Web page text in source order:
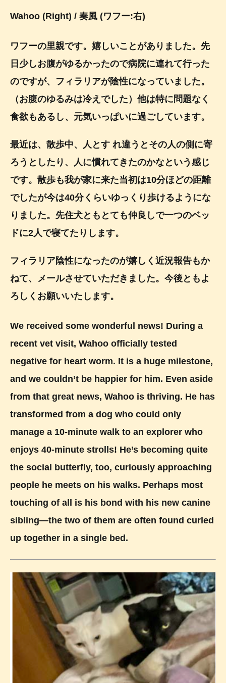
Wahoo (Right) / 奏風 (ワフー:右)
ワフーの里親です。嬉しいことがありました。先
日少しお腹がゆるかったので病院に連れて行った
のですが、フィラリアが陰性になっていました。
（お腹のゆるみは冷えでした）他は特に問題なく
食欲もあるし、元気いっぱいに過ごしています。
最近は、散歩中、人とす れ違うとその人の側に寄
ろうとしたり、人に慣れてきたのかなという感じ
です。散歩も我が家に来た当初は10分ほどの距離
でしたが今は40分くらいゆっくり歩けるようにな
りました。先住犬ともとても仲良しで一つのベッ
ドに2人で寝てたりします。
フィラリア陰性になったのが嬉しく近況報告もか
ねて、メールさせていただきました。今後ともよ
ろしくお願いいたします。
We received some wonderful news! During a
recent vet visit, Wahoo officially tested
negative for heart worm. It is a huge milestone,
and we couldn’t be happier for him. Even aside
from that great news, Wahoo is thriving. He has
transformed from a dog who could only
manage a 10-minute walk to an explorer who
enjoys 40-minute strolls! He’s becoming quite
the social butterfly, too, curiously approaching
people he meets on his walks. Perhaps most
touching of all is his bond with his new canine
sibling—the two of them are often found curled
up together in a single bed.